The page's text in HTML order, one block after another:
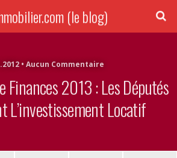
(le blog)
• Aucun Commentaire
Finances 2013 : Les Députés
L’investissement Locatif